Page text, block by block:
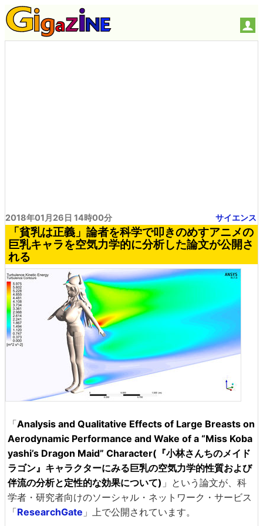
2018年01月26日 14時00分 サイエンス
「貧乳は正義」論者を科学で叩きのめすアニメの
巨乳キャラを空気力学的に分析した論文が公開さ
れる
「Analysis and Qualitative Effects of Large Breasts on
Aerodynamic Performance and Wake of a “Miss Koba
yashi’s Dragon Maid” Character(『小林さんちのメイド
ラゴン』キャラクターにみる巨乳の空気力学的性質および
伴流の分析と定性的な効果について) 」という論文が、科
学者・研究者向けのソーシャル・ネットワーク・サービス
「ResearchGate 」上で公開されています。